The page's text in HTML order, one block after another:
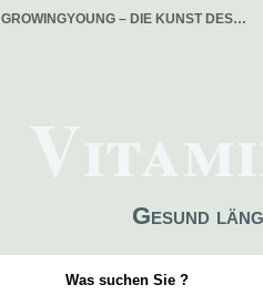
GROWINGYOUNG – DIE KUNST DES…
Gesund
Was suchen Sie ?